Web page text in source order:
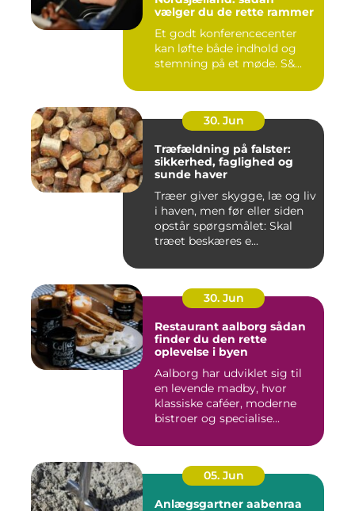
vælger du de rette rammer
Et godt konferencecenter
kan løfte både indhold og
stemning på et møde. S&...
30. Jun
Træfældning på falster:
sikkerhed, faglighed og
sunde haver
Træer giver skygge, læ og liv
i haven, men før eller siden
opstår spørgsmålet: Skal
træet beskæres e...
30. Jun
Restaurant aalborg sådan
finder du den rette
oplevelse i byen
Aalborg har udviklet sig til
en levende madby, hvor
klassiske caféer, moderne
bistroer og specialise...
05. Jun
Anlægsgartner aabenraa